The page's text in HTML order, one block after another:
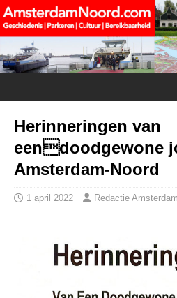
Herinneringen van
eendoodgewone
Amsterdam-Noord
1 april 2022 Redactie